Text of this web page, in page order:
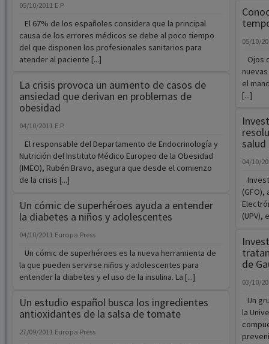
05/10/2011 E.P.
El 67% de los españoles considera que la principal
causa de los errores médicos se debe al poco tiempo
del que disponen los profesionales sanitarios para
atender al paciente [...]
La crisis provoca un aumento de casos de
ansiedad que derivan en problemas de
obesidad
04/10/2011 E.P.
El responsable del Departamento de Endocrinología y
Nutrición del Instituto Médico Europeo de la Obesidad
(IMEO), Rubén Bravo, asegura que desde el comienzo
de la crisis [...]
Un cómic de superhéroes ayuda a entender
la diabetes a niños y adolescentes
04/10/2011 Europa Press
Un cómic de superhéroes es la nueva herramienta de
la que pueden servirse niños y adolescentes para
entender la diabetes y el uso de la insulina. La [...]
Un estudio español busca los ingredientes
antioxidantes de la salsa de tomate
27/09/2011 Europa Press
05/10/
Ojos
el
[...]
salud
04/10/
(UPV),
de
03/10/
Un
la